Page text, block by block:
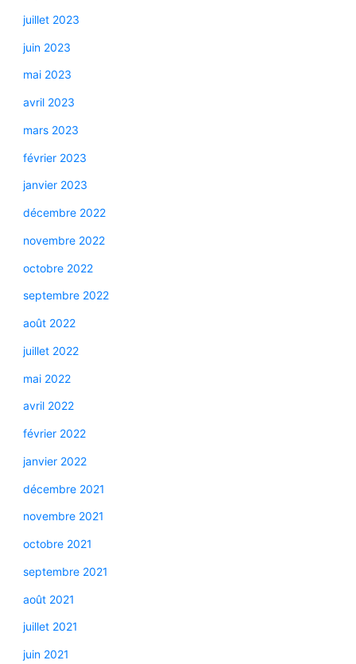
juillet 2023
juin 2023
mai 2023
avril 2023
mars 2023
février 2023
janvier 2023
décembre 2022
novembre 2022
octobre 2022
septembre 2022
août 2022
juillet 2022
mai 2022
avril 2022
février 2022
janvier 2022
décembre 2021
novembre 2021
octobre 2021
septembre 2021
août 2021
juillet 2021
juin 2021